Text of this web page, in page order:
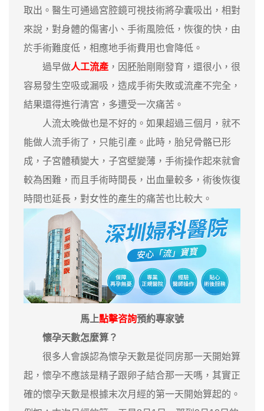
取出。醫生可通過宮腔鏡可視技術將孕囊吸出，相對
來說，對身體的傷害小、手術風險低，恢復的快，由
於手術難度低，相應地手術費用也會降低。
過早做人工流產 ，因胚胎剛剛發育，還很小，很
容易發生空吸或漏吸，造成手術失敗或流產不完全，
結果還得進行清宮，多遭受一次痛苦。
人流太晚做也是不好的。如果超過三個月，就不
能做人流手術了，只能引產。此時，胎兒骨骼已形
成，子宮體積變大，子宮壁變薄，手術操作起來就會
較為困難，而且手術時間長，出血量較多，術後恢復
時間也延長，對女性的產生的痛苦也比較大。
馬上點擊咨詢預約專家號
懷孕天數怎麼算？
很多人會誤認為懷孕天數是從同房那一天開始算
起，懷孕不應該是精子跟卵子結合那一天嗎，其實正
確的懷孕天數是根據末次月經的第一天開始算起的。